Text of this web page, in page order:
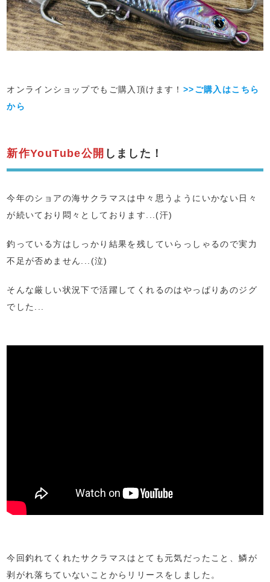
オンラインショップでもご購入頂けます！ >>ご購入はこちら
から
新作YouTube公開 しました！
今年のショアの海サクラマスは中々思うようにいかない日々
が続いており悶々としております...(汗)
釣っている方はしっかり結果を残していらっしゃるので実力
不足が否めません...(泣)
そんな厳しい状況下で活躍してくれるのはやっぱりあのジグ
でした...
今回釣れてくれたサクラマスはとても元気だったこと、鱗が
剥がれ落ちていないことからリリースをしました。